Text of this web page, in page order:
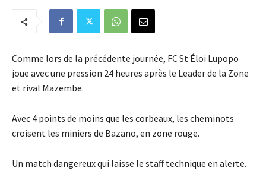
Comme lors de la précédente journée, FC St Éloi Lupopo
joue avec une pression 24 heures après le Leader de la Zone
et rival Mazembe.
Avec 4 points de moins que les corbeaux, les cheminots
croisent les miniers de Bazano, en zone rouge.
Un match dangereux qui laisse le staff technique en alerte.